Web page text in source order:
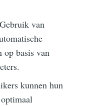
Gebruik van
op basis van
kunnen hun